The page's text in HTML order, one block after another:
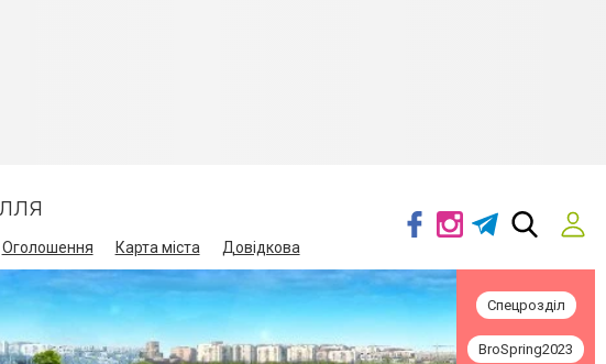
Оголошення Карта міста Довідкова
Спецрозділ
BroSpring2023